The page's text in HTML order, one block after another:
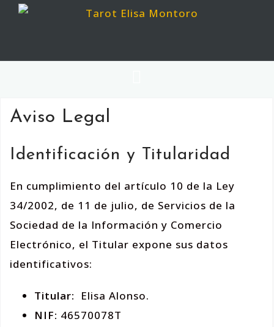
Aviso Legal
Identificación y Titularidad
En cumplimiento del artículo 10 de la Ley
34/2002, de 11 de julio, de Servicios de la
Sociedad de la Información y Comercio
Electrónico, el Titular expone sus datos
identificativos:
Titular: Elisa Alonso.
NIF: 46570078T